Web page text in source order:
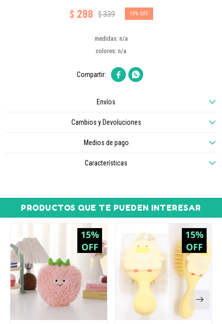
$ 288 $339 15
medidas: n/a
colores: n/a
 
Envíos
Cambios y Devoluciones
Medios de pago
Características
PRODUCTOS QUE TE PUEDEN INTERESAR